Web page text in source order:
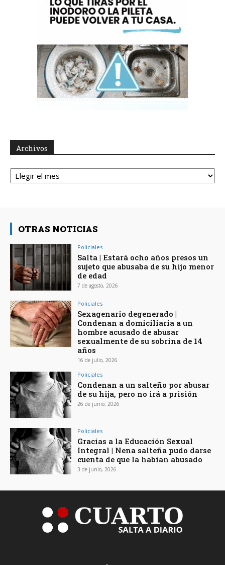
Archivos
Archivos
OTRAS NOTICIAS
Policiales
Salta | Estará ocho años presos un
sujeto que abusaba de su hijo menor
de edad
7 de agosto, 2026
Policiales
Sexagenario degenerado |
Condenan a domiciliaria a un
hombre acusado de abusar
sexualmente de su sobrina de 14
años
16 de julio, 2026
Policiales
Condenan a un salteño por abusar
de su hija, pero no irá a prisión
26 de junio, 2026
Policiales
Gracias a la Educación Sexual
Integral | Nena salteña pudo darse
cuenta de que la habían abusado
3 de junio, 2026